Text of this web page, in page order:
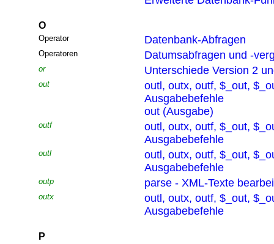
O
Operator Datenbank-Abfragen
Operatoren Datumsabfragen und -
or Unterschiede Version 2
out
outl, outx, outf, $_out,
Ausgabebefehle
out (Ausgabe)
outf
outl, outx, outf, $_out,
Ausgabebefehle
outl
outl, outx, outf, $_out,
Ausgabebefehle
outp parse - XML-Texte
outx
outl, outx, outf, $_out,
Ausgabebefehle
P